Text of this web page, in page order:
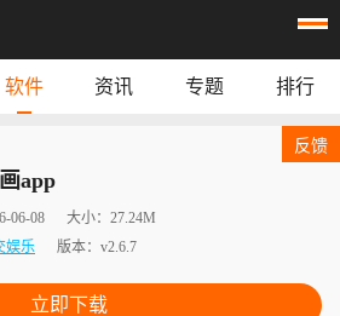
榜单
软件 资讯 专题 排行
app
06-08 大小： 27.24M
娱乐 版本： v2.6.7
立即下载
反馈